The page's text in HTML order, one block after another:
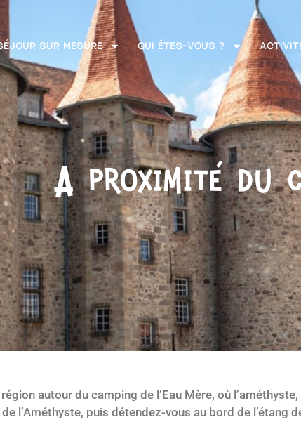
SUR MESURE QUI ÊTES-VOUS ?
A proximité du
autour du camping de l’Eau Mère, où
l’Améthyste, puis détendez-vous au bord de l’étang